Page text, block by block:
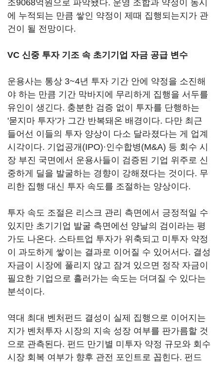
조9068억원으로 파악됐다. 운영 조합과 약정이 동시
에 누적되는 만큼 쌓인 약정이 제때 집행되는지가 관
건이 될 전망이다.
VC 신중 투자 기조 속 초기기업 자금 공급 변수
운용사는 통상 3~4년 투자 기간 안에 약정을 소진해
야 하는 만큼 기간 막바지에 무리하게 집행을 서두를
유인이 생긴다. 충분한 검증 없이 투자를 단행하는
'묻지마 투자'가 그간 반복돼온 배경이다. 다만 최근
들어선 이들의 투자 양상이 다소 달라졌다는 게 업계
시각이다. 기업공개(IPO)·인수합병(M&A) 등 회수 시
장 부진 국면에서 운용사들이 검증된 기업 위주로 신
중하게 딜을 발굴하는 경향이 강해졌다는 것이다. 무
리한 집행 대신 투자 속도를 조절하는 양상이다.
투자 속도 조절은 리스크 관리 측면에서 긍정적일 수
있지만 초기기업 발굴 측면에선 양날의 검이라는 평
가도 나온다. 스타트업 투자가 위축되고 미투자 약정
이 과도하게 쌓이는 결과로 이어질 수 있어서다. 결성
자금이 시장에 풀리지 않고 잠겨 있으면 정작 자금이
필요한 기업으로 흘러가는 속도는 더뎌질 수 있다는
분석이다.
역대 최대 벤처펀드 결성이 실제 집행으로 이어지는
지가 벤처투자 시장의 지속 성장 여부를 판가름할 것
으로 관측된다. 펀드 만기별 미투자 약정 규모와 회수
시장 회복 여부가 향후 관전 포인트로 꼽힌다. 펀드